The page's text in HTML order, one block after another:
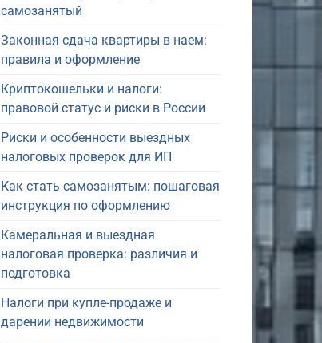
самозанятый
Законная сдача квартиры в наем:
правила и оформление
Криптокошельки и налоги:
правовой статус и риски в России
Риски и особенности выездных
налоговых проверок для ИП
Как стать самозанятым: пошаговая
инструкция по оформлению
Камеральная и выездная
налоговая проверка: различия и
подготовка
Налоги при купле-продаже и
дарении недвижимости